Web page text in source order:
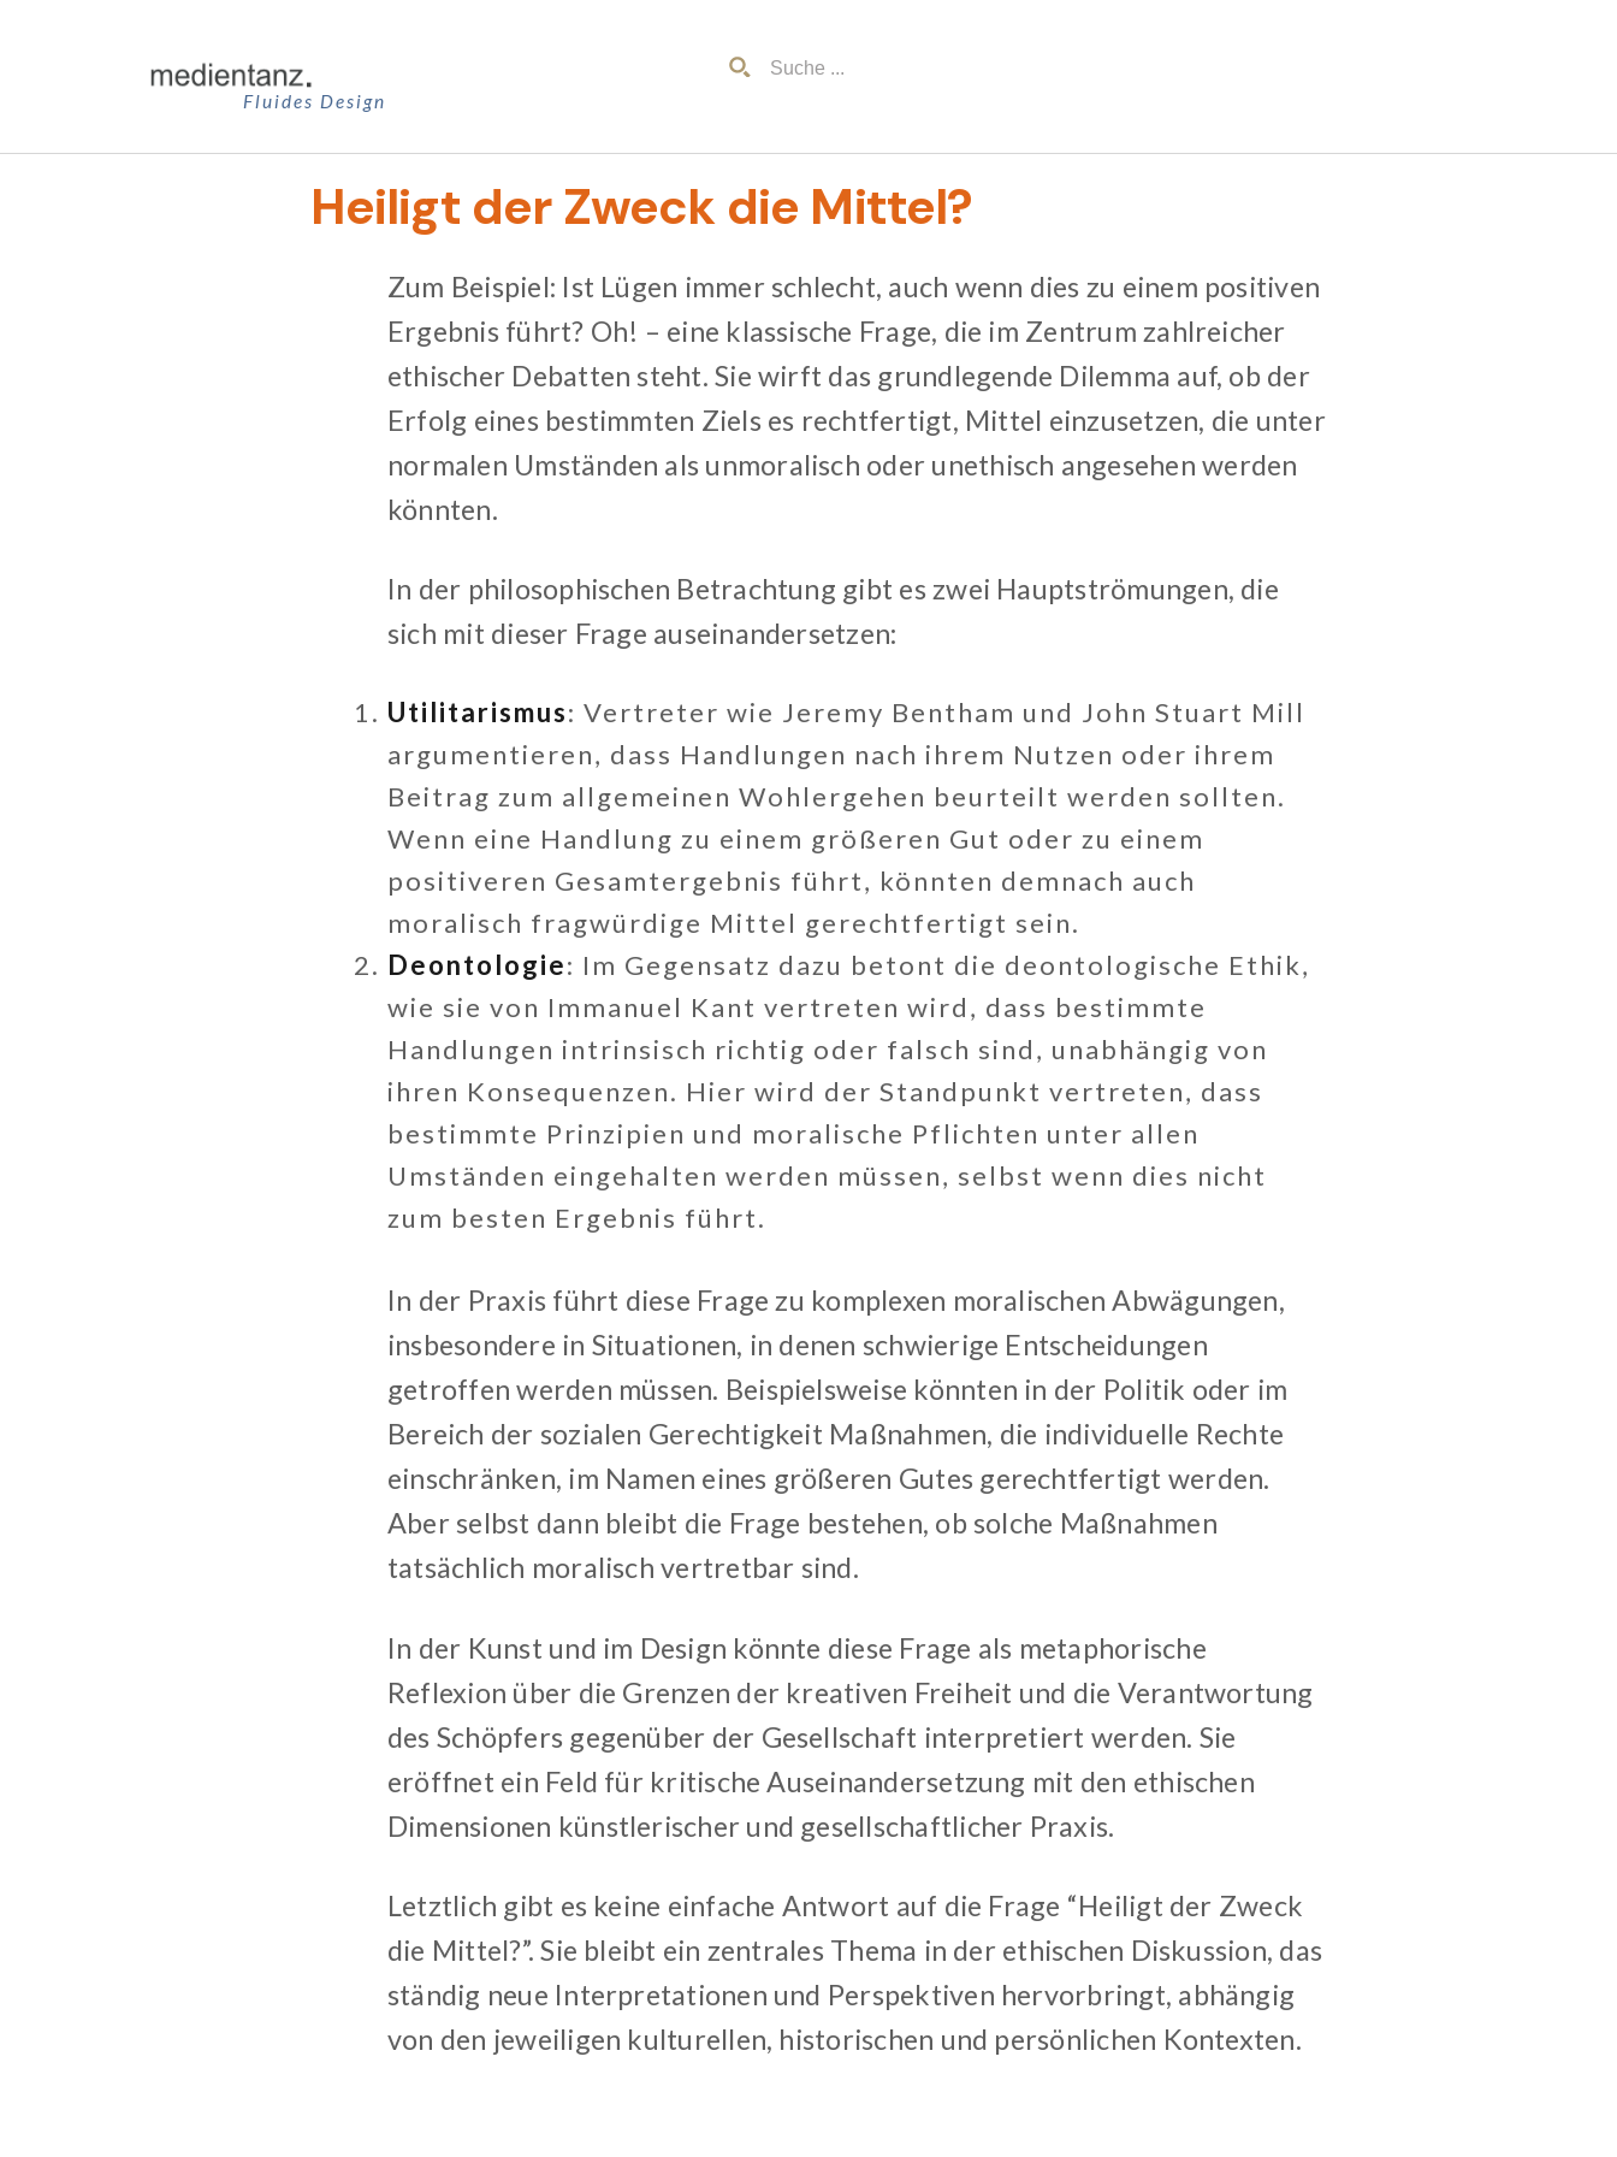
Fluides Design
Heiligt der Zweck die Mittel?
Zum Beispiel: Ist Lügen immer schlecht, auch wenn dies zu einem positiven
Ergebnis führt? Oh! – eine klassische Frage, die im Zentrum zahlreicher
ethischer Debatten steht. Sie wirft das grundlegende Dilemma auf, ob der
Erfolg eines bestimmten Ziels es rechtfertigt, Mittel einzusetzen, die unter
normalen Umständen als unmoralisch oder unethisch angesehen werden
könnten.
In der philosophischen Betrachtung gibt es zwei Hauptströmungen, die
sich mit dieser Frage auseinandersetzen:
Utilitarismus: Vertreter wie Jeremy Bentham und John Stuart Mill
argumentieren, dass Handlungen nach ihrem Nutzen oder ihrem
Beitrag zum allgemeinen Wohlergehen beurteilt werden sollten.
Wenn eine Handlung zu einem größeren Gut oder zu einem
positiveren Gesamtergebnis führt, könnten demnach auch
moralisch fragwürdige Mittel gerechtfertigt sein.
Deontologie: Im Gegensatz dazu betont die deontologische Ethik,
wie sie von Immanuel Kant vertreten wird, dass bestimmte
Handlungen intrinsisch richtig oder falsch sind, unabhängig von
ihren Konsequenzen. Hier wird der Standpunkt vertreten, dass
bestimmte Prinzipien und moralische Pflichten unter allen
Umständen eingehalten werden müssen, selbst wenn dies nicht
zum besten Ergebnis führt.
In der Praxis führt diese Frage zu komplexen moralischen Abwägungen,
insbesondere in Situationen, in denen schwierige Entscheidungen
getroffen werden müssen. Beispielsweise könnten in der Politik oder im
Bereich der sozialen Gerechtigkeit Maßnahmen, die individuelle Rechte
einschränken, im Namen eines größeren Gutes gerechtfertigt werden.
Aber selbst dann bleibt die Frage bestehen, ob solche Maßnahmen
tatsächlich moralisch vertretbar sind.
In der Kunst und im Design könnte diese Frage als metaphorische
Reflexion über die Grenzen der kreativen Freiheit und die Verantwortung
des Schöpfers gegenüber der Gesellschaft interpretiert werden. Sie
eröffnet ein Feld für kritische Auseinandersetzung mit den ethischen
Dimensionen künstlerischer und gesellschaftlicher Praxis.
Letztlich gibt es keine einfache Antwort auf die Frage “Heiligt der Zweck
die Mittel?”. Sie bleibt ein zentrales Thema in der ethischen Diskussion, das
ständig neue Interpretationen und Perspektiven hervorbringt, abhängig
von den jeweiligen kulturellen, historischen und persönlichen Kontexten.